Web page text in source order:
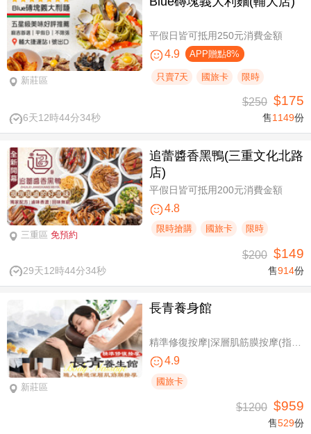
新莊區
平假日皆可抵用250元消費金額
4.9 APP贈點8%
只賣7天 國旅卡 限時
6天12時44分33秒
$250 $175
售1149份
三重區 免預約
追蕾醬香黑鴨(三重文化北路
店)
平假日皆可抵用200元消費金額
4.8
限時搶購 國旅卡 限時
29天12時44分33秒
$200 $149
售914份
新莊區
長青養身館
4.9
國旅卡
$1200 $959
售529份